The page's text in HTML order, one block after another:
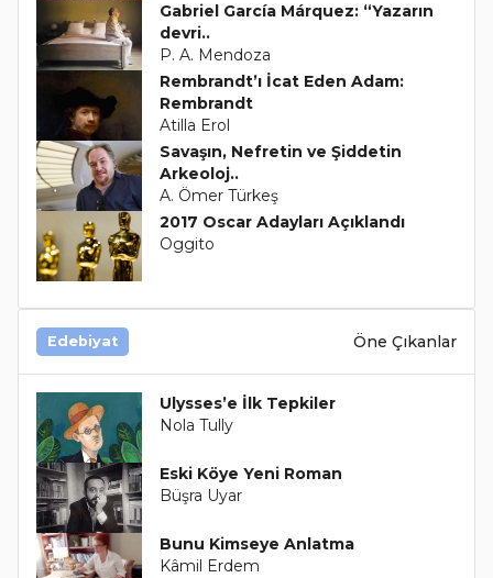
Gabriel García Márquez: “Yazarın
devri..
P. A. Mendoza
Rembrandt’ı İcat Eden Adam:
Rembrandt
Atilla Erol
Savaşın, Nefretin ve Şiddetin
Arkeoloj..
A. Ömer Türkeş
2017 Oscar Adayları Açıklandı
Oggito
Edebiyat Öne Çıkanlar
Ulysses’e İlk Tepkiler
Nola Tully
Eski Köye Yeni Roman
Büşra Uyar
Bunu Kimseye Anlatma
Kâmil Erdem